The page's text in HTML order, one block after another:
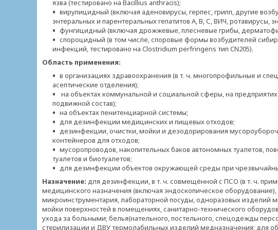
язва (тестировано на Bacillius anthracis);
вирулицидный (включая аденовирусы, герпес, грипп, другие
энтеральных и парентеральных гепатитов А, В, С, ВИЧ, ротавирусы,
фунгицидный (включая дрожжевые, плесневые грибы,
спороцидный (в том числе, споровые формы возбудителей
инфекций, тестировано на Clostridium perfringens тип CN205).
Область применения:
в организациях здравоохранения (в т. ч. многопрофильные и
асептические отделения);
на объектах коммунальной и социальной сферы, на
подвижной состав);
на объектах пенитенциарной системы;
для дезинфекции медицинских и пищевых отходов;
дезинфекции, очистки, мойки и дезодорирования
контейнеров для отходов;
мусоропроводов, накопительных баков автономных туалетов,
туалетов и биотуалетов;
для дезинфекции объектов окружающей среды при
Назначение: для дезинфекции, в т. ч. совмещённой с ПСО (в т. ч.
медицинского назначения (включая эндоскопическое
микроинструментария, лабораторной посуды, одноразовых
мойки поверхностей в помещениях, санитарно-технического
ухода за больными; белья(нательного, постельного, спецодежды
стерилизации и ДВУ термолабильных изделий медназначения; для